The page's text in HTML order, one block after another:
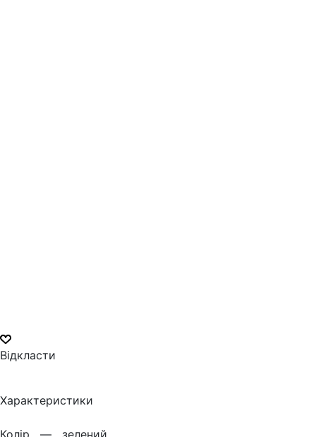
Відкласти
Характеристики